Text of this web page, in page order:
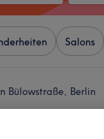
Salons
Bülowstraße, Berlin